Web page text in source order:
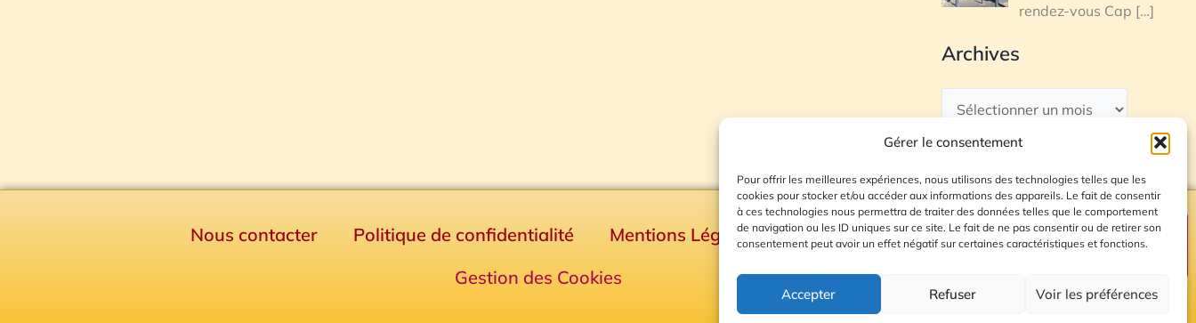
Gérer le consentement
Pour offrir les meilleures expériences, nous utilisons des technologies telles que les
cookies pour stocker et/ou accéder aux informations des appareils. Le fait de consentir
à ces technologies nous permettra de traiter des données telles que le comportement
de navigation ou les ID uniques sur ce site. Le fait de ne pas consentir ou de retirer son
consentement peut avoir un effet négatif sur certaines caractéristiques et fonctions.
Accepter Refuser Voir les préférences
rendez-vous Cap […]
Archives
Nous contacter Politique de confidentialité Mentions Légales
Plan du site
Gestion des Cookies